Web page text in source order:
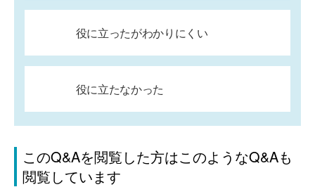
役に立ったがわかりにくい
役に立たなかった
このQ&Aを閲覧した方はこのようなQ&Aも
閲覧しています